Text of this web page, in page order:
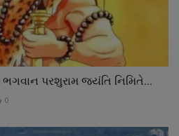
ભગવાન પરશુરામ જયંતિ નિમિતે...
0